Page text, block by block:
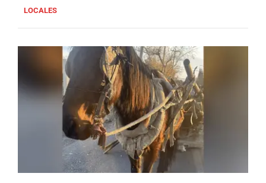
LOCALES